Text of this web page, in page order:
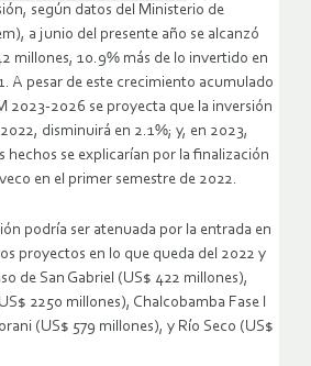
según datos del Ministerio de
a junio del presente año se alcanzó
millones, 10.9% más de lo invertido en
A pesar de este crecimiento acumulado
2023-2026 se proyecta que la inversión
disminuirá en 2.1%; y, en 2023,
hechos se explicarían por la finalización
en el primer semestre de 2022.
podría ser atenuada por la entrada en
proyectos en lo que queda del 2022 y
de San Gabriel (US$ 422 millones),
2250 millones), Chalcobamba Fase I
(US$ 579 millones), y Río Seco (US$